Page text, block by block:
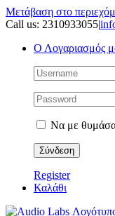
Μετάβαση στο
Call us: 2310933055|
Ο Λογαριασμός
Να με
Register
Καλάθι